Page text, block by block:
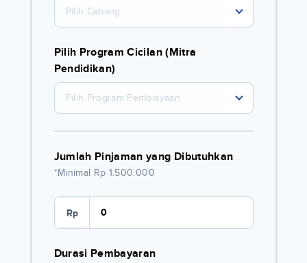
Pilih Cabang
Pilih Program Cicilan (Mitra
Pendidikan)
Pilih Program Pembiayaan
Jumlah Pinjaman yang Dibutuhkan
*Minimal Rp 1.500.000
Rp
Durasi Pembayaran